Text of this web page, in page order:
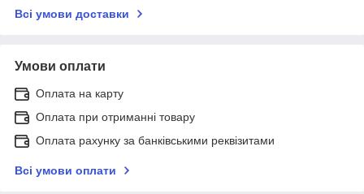
Всі умови доставки
Умови оплати
Оплата на карту
Оплата при отриманні товару
Оплата рахунку за банківськими реквізитами
Всі умови оплати